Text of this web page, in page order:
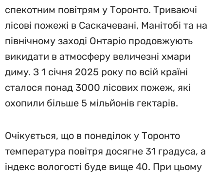
спекотним повітрям у Торонто. Триваючі
лісові пожежі в Саскачевані, Манітобі та на
північному заході Онтаріо продовжують
викидати в атмосферу величезні хмари
диму. З 1 січня 2025 року по всій країні
сталося понад 3000 лісових пожеж, які
охопили більше 5 мільйонів гектарів.
Очікується, що в понеділок у Торонто
температура повітря досягне 31 градуса, а
індекс вологості буде вище 40. При цьому